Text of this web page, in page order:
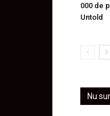
000 de
Untold
Nu